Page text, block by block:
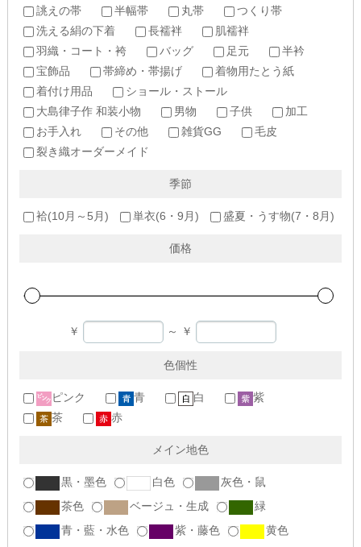
誂えの帯 半幅帯 丸帯
つくり帯
洗える絹の下着
長襦袢
肌襦袢
羽織・コート・袴
バッグ 足元
半衿
宝飾品
帯締め・帯揚げ
着物用たとう紙
着付け用品
ショール・ストール
大島律子作 和装小物
男物 子供
加工
お手入れ
その他 雑貨GG
毛皮
裂き織オーダーメイド
季節
袷(10月～5月) 単衣(6・9月) 盛夏・うす物(7・8月)
価格
￥ ～ ￥
色個性
ピンク 青 白
紫
茶
赤
メイン地色
黒・墨色 白色
灰色・鼠
茶色
ベージュ・生成
緑
青・藍・水色
紫・藤色
黄色